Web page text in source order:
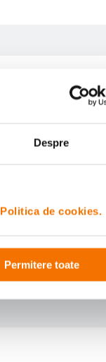
Despre
Politica de cookies.
Permitere toate